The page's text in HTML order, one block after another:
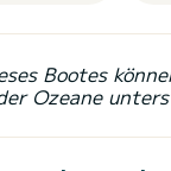
Bootes
Ozeane